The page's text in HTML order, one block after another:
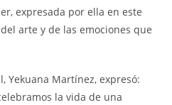
expresada por ella en este
arte y de las emociones que
Yekuana Martínez, expresó:
la vida de una